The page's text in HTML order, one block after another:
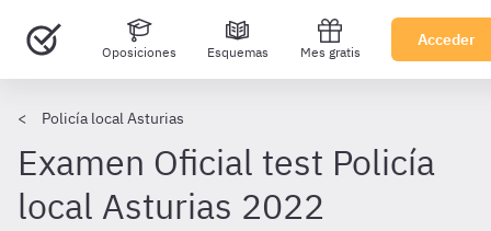
Oposiciones Esquemas Mes gratis
Acceder
Policía local Asturias
Examen Oficial test Policía
local Asturias 2022